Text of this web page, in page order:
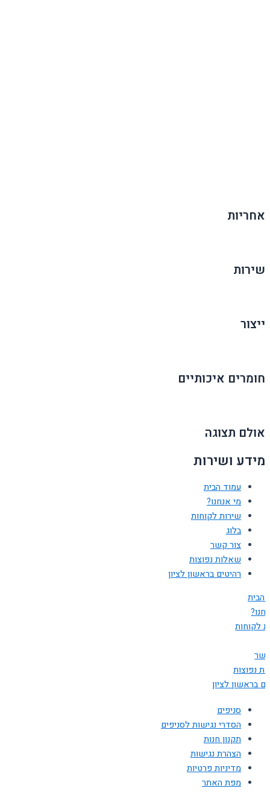
אחריות
שירות
ייצור
חומרים איכותיים
אולם תצוגה
מידע ושירות
עמוד הבית
מי אנחנו?
שירות לקוחות
בלוג
צור קשר
שאלות נפוצות
רהיטים בראשון לציון
הבית
לקוחות
נפוצות
בראשון לציון
סניפים
הסדרי נגישות לסניפים
תקנון חנות
הצהרת נגישות
מדיניות פרטיות
מפת האתר